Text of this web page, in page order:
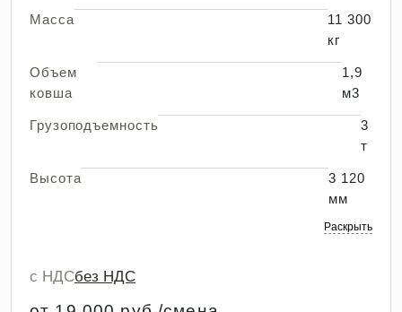
Масса
11 300
кг
Объем
ковша
1,9
м3
Грузоподъемность
3
т
Высота
3 120
мм
Раскрыть
с НДСбез НДС